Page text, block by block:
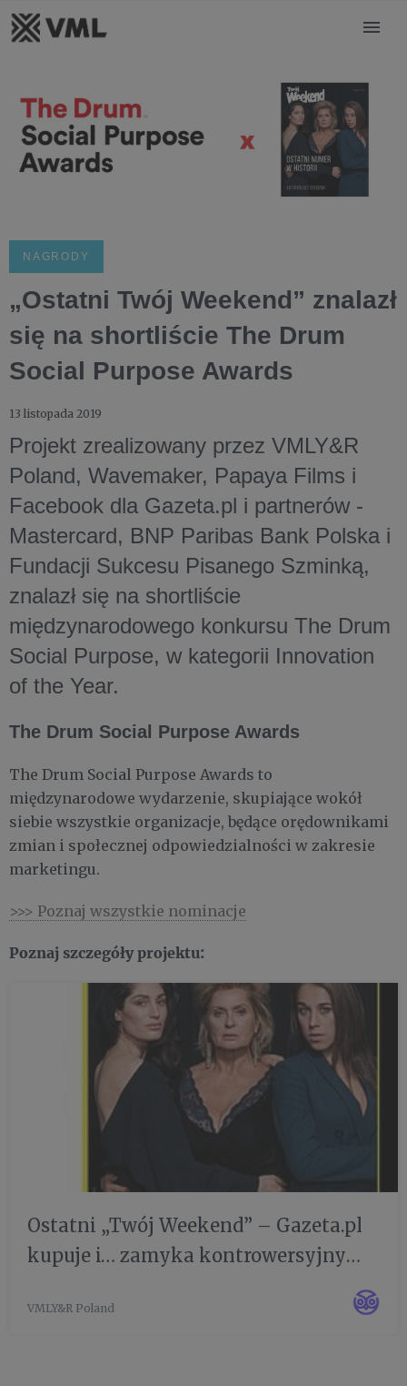
NAGRODY
„Ostatni Twój Weekend” znalazł
się na shortliście The Drum
Social Purpose Awards
13 listopada 2019
Projekt zrealizowany przez VMLY&R
Poland, Wavemaker, Papaya Films i
Facebook dla Gazeta.pl i partnerów -
Mastercard, BNP Paribas Bank Polska i
Fundacji Sukcesu Pisanego Szminką,
znalazł się na shortliście
międzynarodowego konkursu The Drum
Social Purpose, w kategorii Innovation
of the Year.
The Drum Social Purpose Awards
The Drum Social Purpose Awards to
międzynarodowe wydarzenie, skupiające wokół
siebie wszystkie organizacje, będące orędownikami
zmian i społecznej odpowiedzialności w zakresie
marketingu.
>>> Poznaj wszystkie nominacje
Poznaj szczegóły projektu:
Ostatni „Twój Weekend” – Gazeta.pl
kupuje i… zamyka kontrowersyjny
VMLY&R Poland